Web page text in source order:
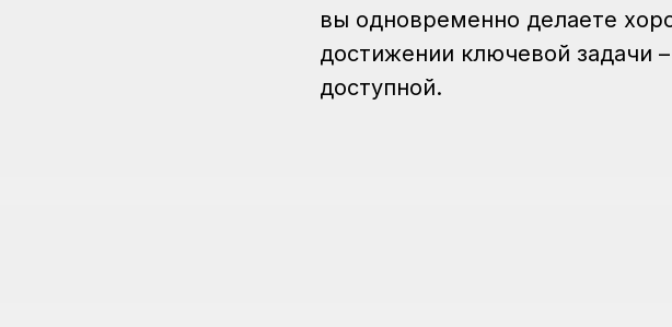
вы одновременно делаете
достижении ключевой задачи
доступной.